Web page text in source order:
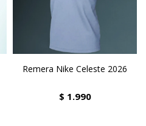
Remera Nike Celeste 2026
$ 1.990